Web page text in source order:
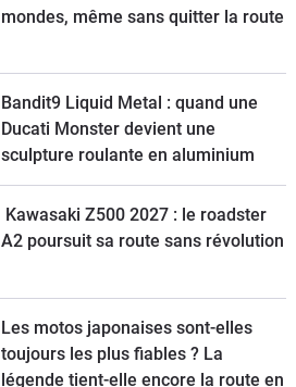
mondes, même sans quitter la route
Bandit9 Liquid Metal : quand une
Ducati Monster devient une
sculpture roulante en aluminium
Kawasaki Z500 2027 : le roadster
A2 poursuit sa route sans révolution
Les motos japonaises sont-elles
toujours les plus fiables ? La
légende tient-elle encore la route en